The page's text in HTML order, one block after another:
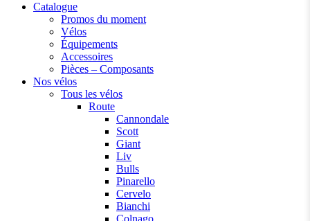
Catalogue
Promos du moment
Vélos
Équipements
Accessoires
Pièces – Composants
Nos vélos
Tous les vélos
Route
Cannondale
Scott
Giant
Liv
Bulls
Pinarello
Cervelo
Bianchi
Colnago